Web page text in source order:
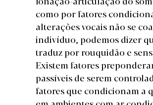
como por fatores
alterações vocais não se
indivíduo, podemos dizer
traduz por rouquidão e
Existem fatores
passíveis de serem
fatores que condicionam a